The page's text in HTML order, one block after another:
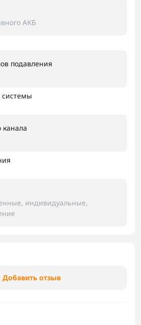
АКБ
подавления
индивидуальные,
Добавить отзыв